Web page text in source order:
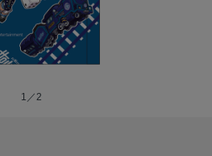
1／2